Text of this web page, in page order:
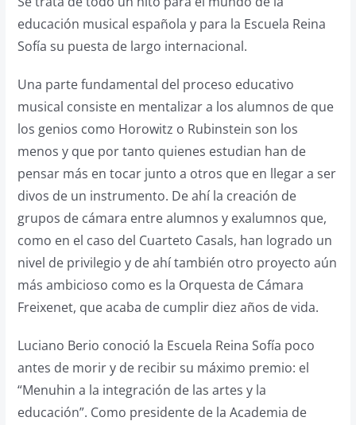
educación musical española y para la Escuela Reina
Sofía su puesta de largo internacional.
Una parte fundamental del proceso educativo
musical consiste en mentalizar a los alumnos de que
los genios como Horowitz o Rubinstein son los
menos y que por tanto quienes estudian han de
pensar más en tocar junto a otros que en llegar a ser
divos de un instrumento. De ahí la creación de
grupos de cámara entre alumnos y exalumnos que,
como en el caso del Cuarteto Casals, han logrado un
nivel de privilegio y de ahí también otro proyecto aún
más ambicioso como es la Orquesta de Cámara
Freixenet, que acaba de cumplir diez años de vida.
Luciano Berio conoció la Escuela Reina Sofía poco
antes de morir y de recibir su máximo premio: el
“Menuhin a la integración de las artes y la
educación”. Como presidente de la Academia de